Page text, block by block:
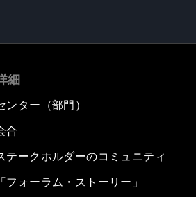
細
ンター（部門）
合
テークホルダーのコミュニティ
「フォーラム・ストーリー」